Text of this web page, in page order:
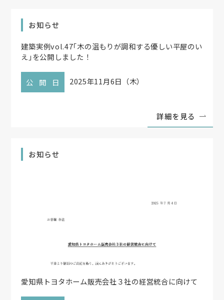
お知らせ
建築実例vol.47「木の温もりが調和する優しい平屋のい
え 」を公開しました！
公開日 2025年11月6日（木）
詳細を見る
お知らせ
愛知県トヨタホーム販売会社３社の経営統合に向けて